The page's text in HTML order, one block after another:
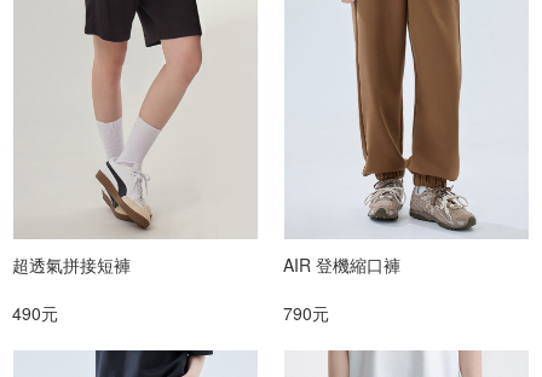
超透氣拼接短褲
490元
AIR 登機縮口褲
790元